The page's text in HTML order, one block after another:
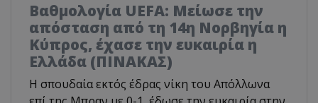
Βαθμολογία UEFA: Μείωσε την
απόσταση από τη 14η Νορβηγία η
Κύπρος, έχασε την ευκαιρία η
Ελλάδα (ΠΙΝΑΚΑΣ)
Η σπουδαία εκτός έδρας νίκη του Απόλλωνα